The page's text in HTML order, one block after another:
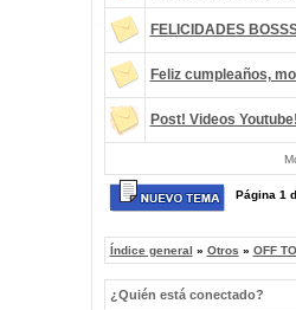
FELICIDADES
Feliz cumpleaños,
Post! Videos
Página 1
Índice general » Otros » OFF
¿Quién está conectado?